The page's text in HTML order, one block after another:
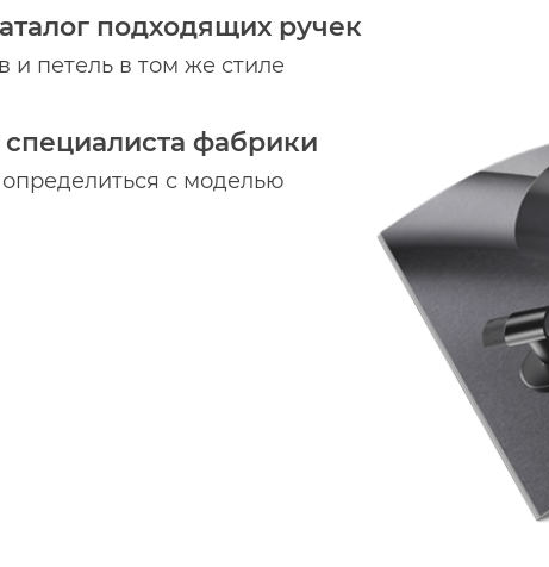
подходящих ручек
и петель в том же стиле
фабрики
с моделью